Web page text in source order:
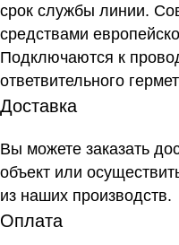
срок службы линии.
средствами
Подключаются к
ответвительного
Доставка
Вы можете заказать
объект или
из наших производств.
Оплата